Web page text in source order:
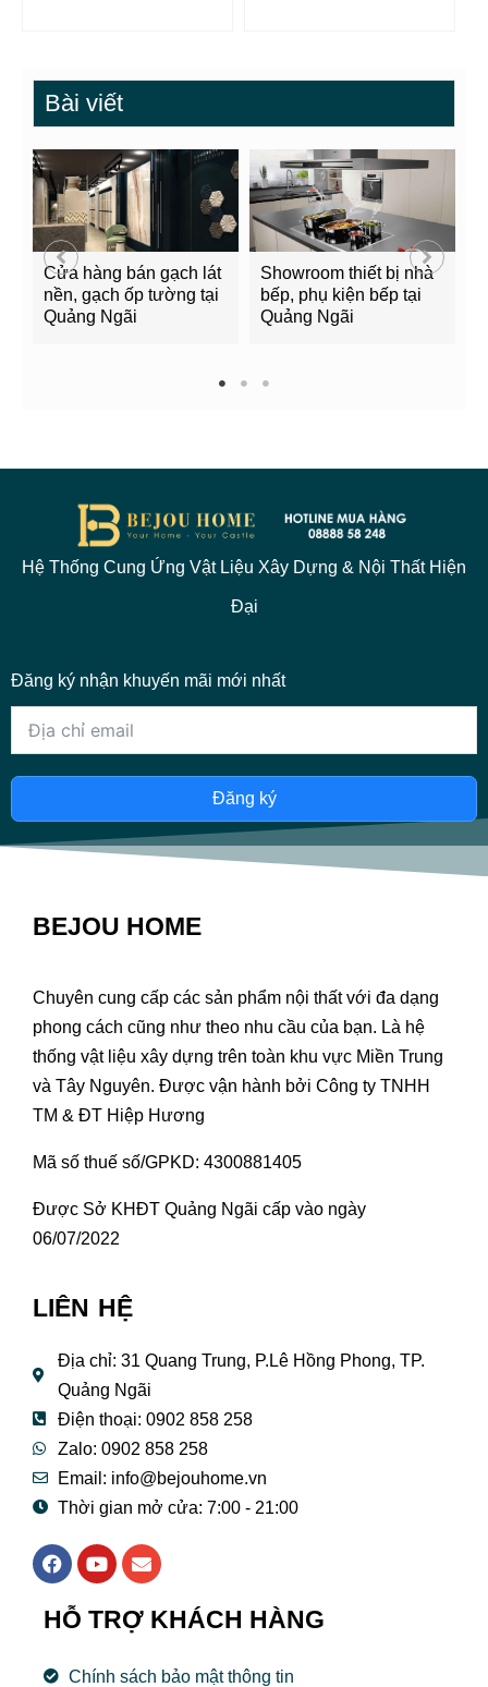
Bài viết
Cửa hàng bán gạch lát
nền, gạch ốp tường tại
Quảng Ngãi
Showroom thiết bị nhà
bếp, phụ kiện bếp tại
Quảng Ngãi
1 2 3
Hệ Thống Cung Ứng Vật Liệu Xây Dựng & Nội Thất Hiện
Đại
Đăng ký nhận khuyến mãi mới nhất
Đăng ký
BEJOU HOME
Chuyên cung cấp các sản phẩm nội thất với đa dạng
phong cách cũng như theo nhu cầu của bạn. Là hệ
thống vật liệu xây dựng trên toàn khu vực Miền Trung
và Tây Nguyên. Được vận hành bởi Công ty TNHH
TM & ĐT Hiệp Hương
Mã số thuế số/GPKD: 4300881405
Được Sở KHĐT Quảng Ngãi cấp vào ngày
06/07/2022
LIÊN HỆ
Địa chỉ: 31 Quang Trung, P.Lê Hồng Phong, TP.
Quảng Ngãi
Điện thoại: 0902 858 258
Zalo: 0902 858 258
Email: info@bejouhome.vn
Thời gian mở cửa: 7:00 - 21:00
F
a
e
b
o
Y
o
t
u
e
E
n
e
l
p
HỖ TRỢ KHÁCH HÀNG
Chính sách bảo mật thông tin